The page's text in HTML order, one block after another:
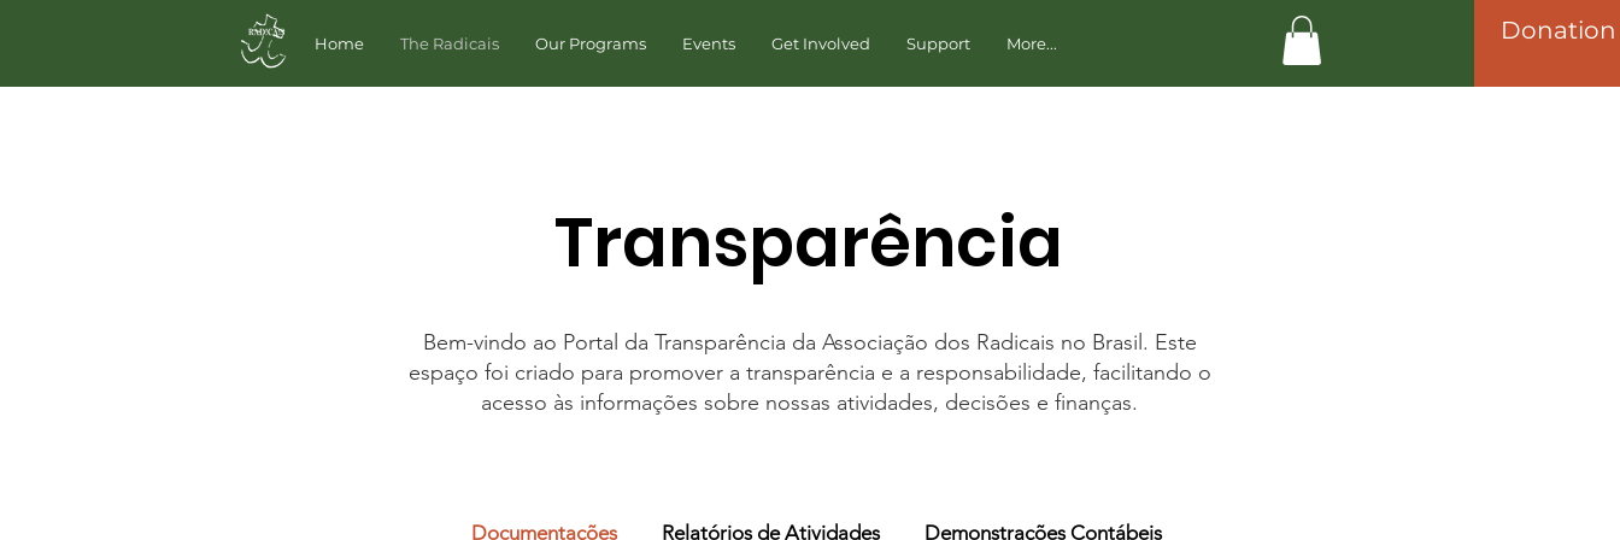
Home The Radicais Our Programs Events Get Involved Support More... Donation
Transparência
Bem-vindo ao Portal da Transparência da Associação dos Radicais no Brasil. Este
espaço foi criado para promover a transparência e a responsabilidade, facilitando o
acesso às informações sobre nossas atividades, decisões e finanças.
Documentações Relatórios de Atividades Demonstrações Contábeis